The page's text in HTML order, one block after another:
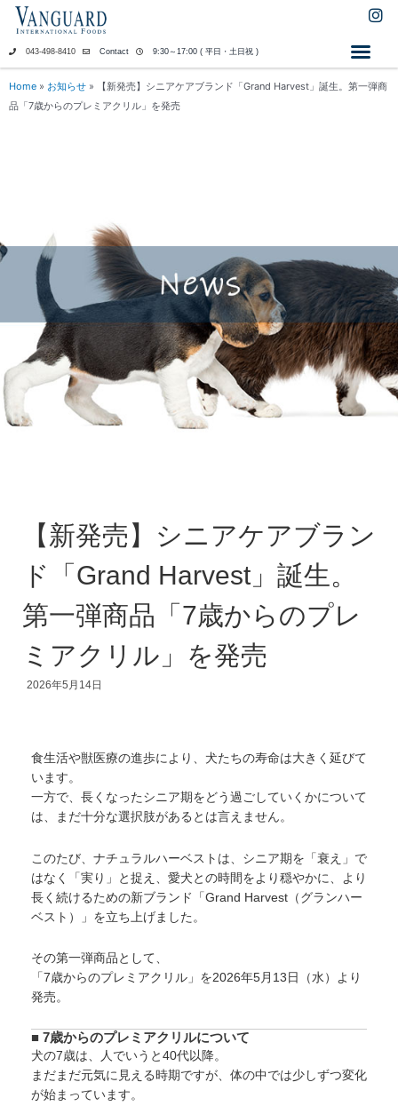
ス
キ
ッ
I
a
g
043-498-8410 Contact 9:30～17:00 ( 平日・土日祝 )
Home » お知らせ » 【新発売】シニアケアブランド「Grand Harvest」誕生。第一弾商
品「7歳からのプレミアクリル」を発売
【新発売】シニアケアブラン
ド「Grand Harvest」誕生。
第一弾商品「7歳からのプレ
ミアクリル」を発売
2026年5月14日
食生活や獣医療の進歩により、犬たちの寿命は大きく延びて
います。
一方で、長くなったシニア期をどう過ごしていくかについて
は、まだ十分な選択肢があるとは言えません。
このたび、ナチュラルハーベストは、シニア期を「衰え」で
はなく「実り」と捉え、愛犬との時間をより穏やかに、より
長く続けるための新ブランド「Grand Harvest（グランハー
ベスト）」を立ち上げました。
その第一弾商品として、
「7歳からのプレミアクリル」を2026年5月13日（水）より
発売。
■ 7歳からのプレミアクリルについて
犬の7歳は、人でいうと40代以降。
まだまだ元気に見える時期ですが、体の中では少しずつ変化
が始まっています。